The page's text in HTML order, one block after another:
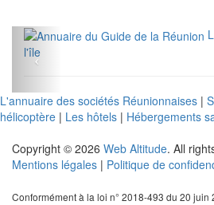
l'île
L'annuaire des sociétés Réunionnaises |
hélicoptère | Les hôtels | Hébergements
Copyright © 2026 Web Altitude. All
Mentions légales | Politique de
Conformément à la loi n° 2018-493 du 20 juin